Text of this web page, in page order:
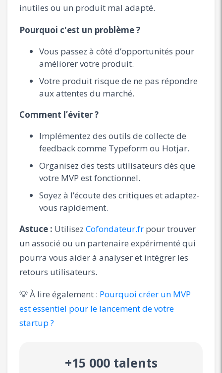
inutiles ou un produit mal adapté.
Pourquoi c'est un problème ?
Vous passez à côté d’opportunités pour
améliorer votre produit.
Votre produit risque de ne pas répondre
aux attentes du marché.
Comment l’éviter ?
Implémentez des outils de collecte de
feedback comme Typeform ou Hotjar.
Organisez des tests utilisateurs dès que
votre MVP est fonctionnel.
Soyez à l’écoute des critiques et adaptez-
vous rapidement.
Astuce : Utilisez Cofondateur.fr pour trouver
un associé ou un partenaire expérimenté qui
pourra vous aider à analyser et intégrer les
retours utilisateurs.
💡 À lire également : Pourquoi créer un MVP
est essentiel pour le lancement de votre
startup ?
+15 000 talents